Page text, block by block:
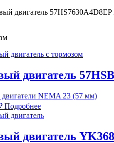
двигатель
двигатель
NEMA 23 (57 мм)
Подробнее
двигатель